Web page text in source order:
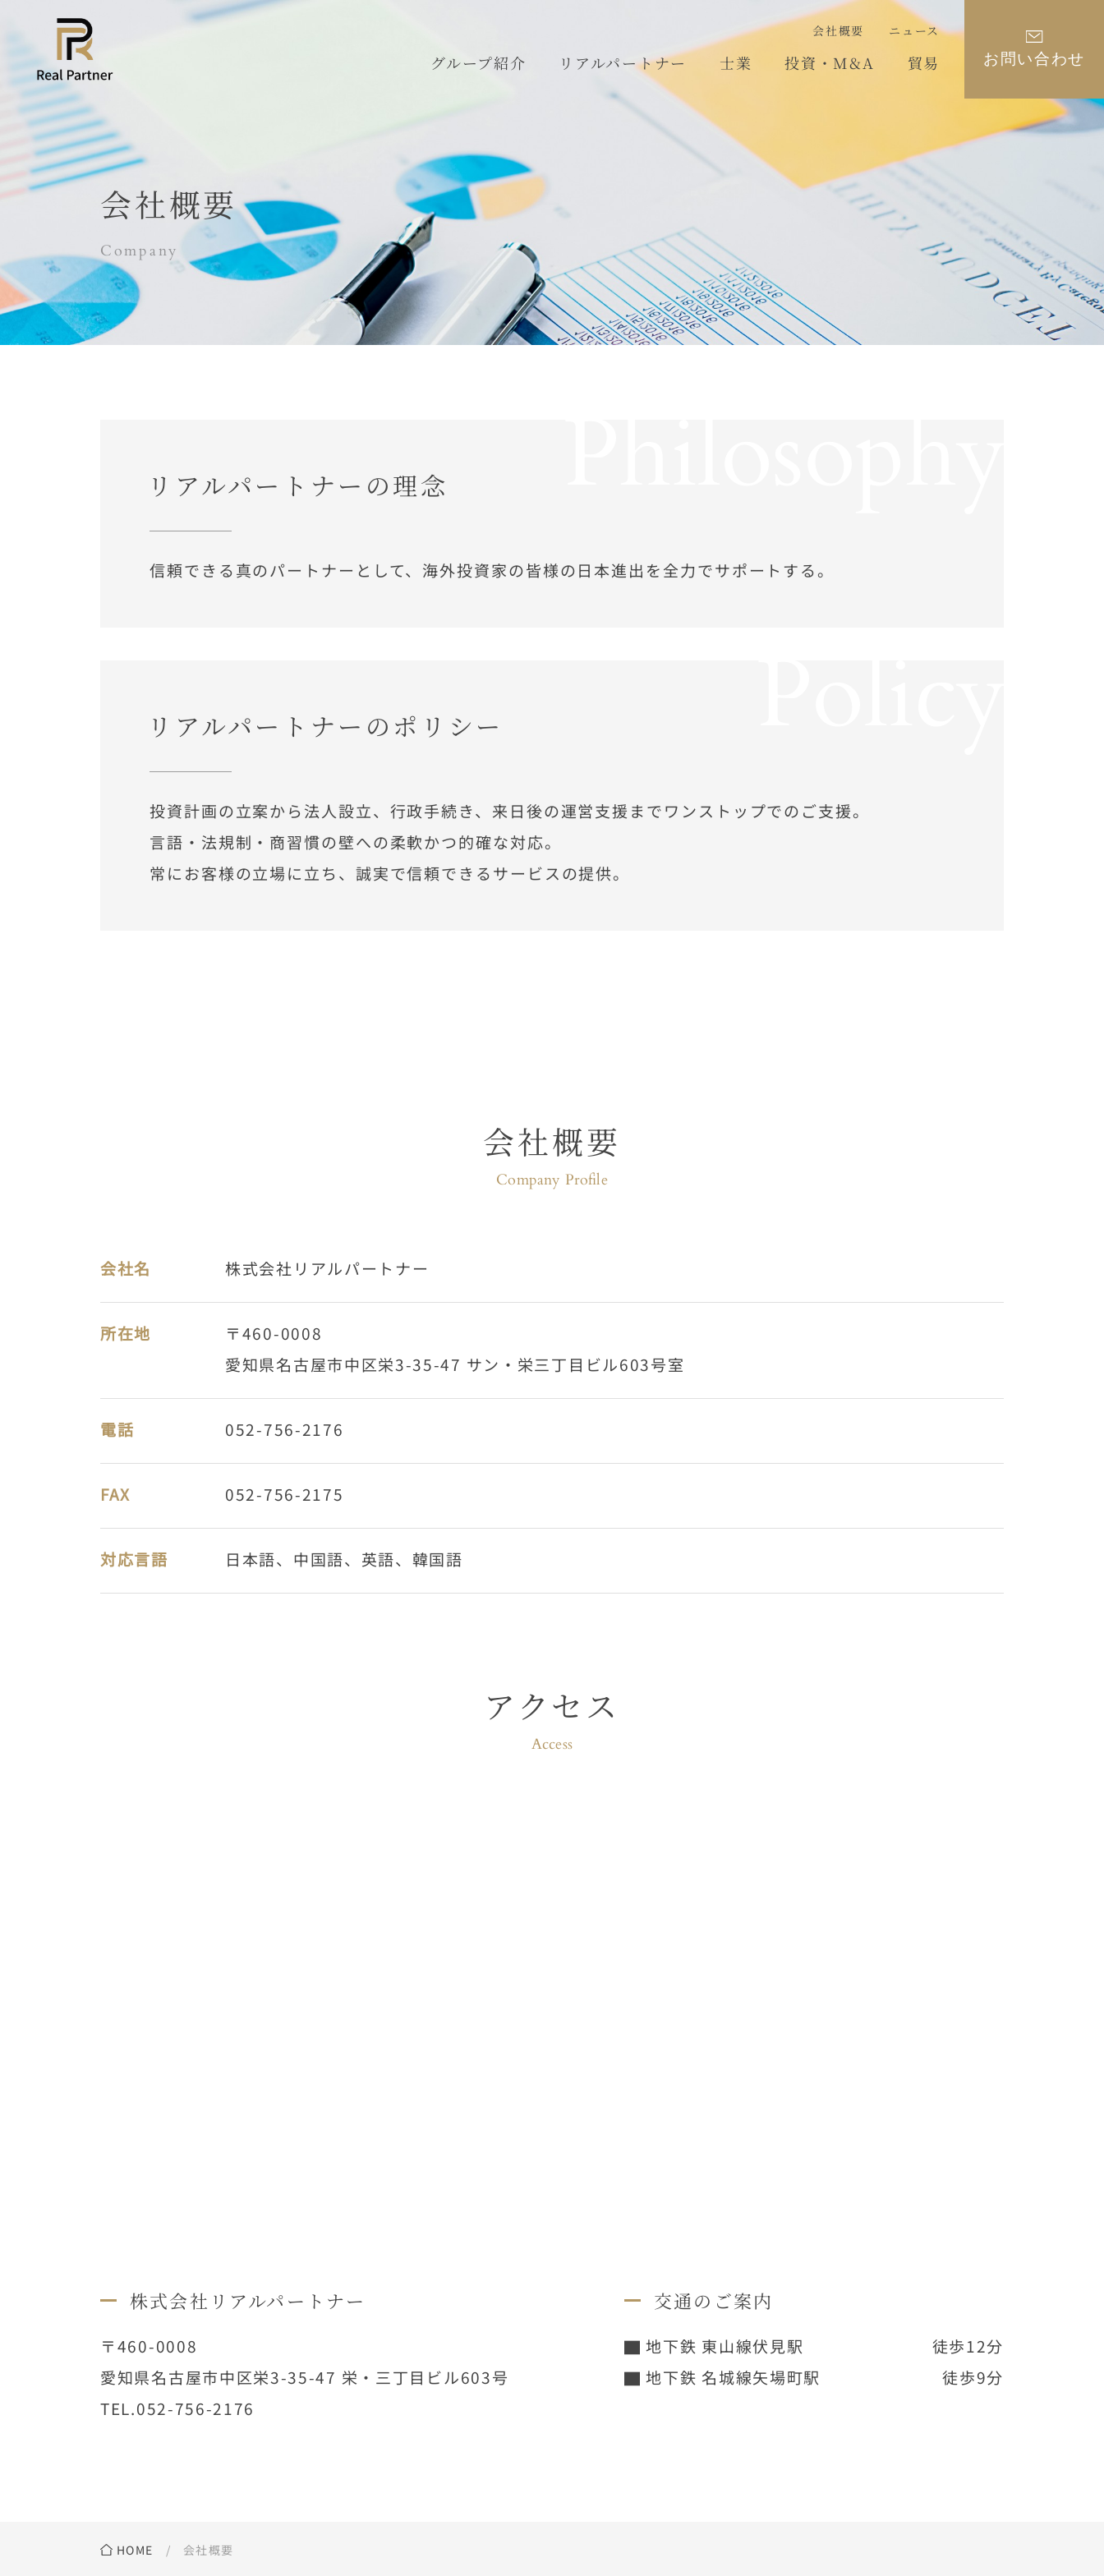
グループ紹介 リアルパートナー 士業 投資・M&A 貿易 お問い合わせ
会社概要 ニュース
会社概要
Company
リアルパートナーの理念
信頼できる真のパートナーとして、海外投資家の皆様の日本進出を全力でサポートする。
リアルパートナーのポリシー
投資計画の立案から法人設立、行政手続き、来日後の運営支援までワンストップでのご支援。
言語・法規制・商習慣の壁への柔軟かつ的確な対応。
常にお客様の立場に立ち、誠実で信頼できるサービスの提供。
会社概要
Company Profile
会社名 株式会社リアルパートナー
所在地
〒460-0008
愛知県名古屋市中区栄3-35-47 サン・栄三丁目ビル603号室
電話 052-756-2176
FAX 052-756-2175
対応言語 日本語、中国語、英語、韓国語
アクセス
Access
株式会社リアルパートナー
〒460-0008
愛知県名古屋市中区栄3-35-47 栄・三丁目ビル603号
TEL.052-756-2176
交通のご案内
▇ 地下鉄 東山線伏見駅
徒歩12分
▇ 地下鉄 名城線矢場町駅
徒歩9分
HOME 会社概要